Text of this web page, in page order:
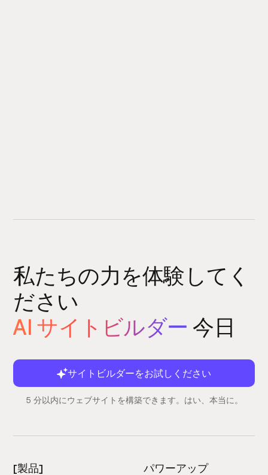
私たちの力を体験してく
ださい
AI サイトビルダー 今日
サイトビルダーをお試しください
5 分以内にウェブサイトを構築できます。はい、本当に。
[製品] パワーアップ